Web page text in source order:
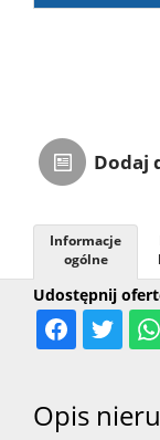
Dodaj
Udostępnij
Informacje
ogólne
Opis